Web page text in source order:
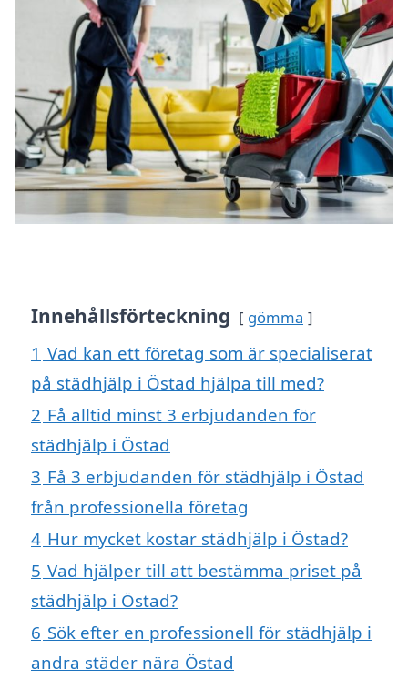
Innehållsförteckning gömma
1 Vad kan ett företag som är specialiserat
på städhjälp i Östad hjälpa till med?
2 Få alltid minst 3 erbjudanden för
städhjälp i Östad
3 Få 3 erbjudanden för städhjälp i Östad
från professionella företag
4 Hur mycket kostar städhjälp i Östad?
5 Vad hjälper till att bestämma priset på
städhjälp i Östad?
6 Sök efter en professionell för städhjälp i
andra städer nära Östad